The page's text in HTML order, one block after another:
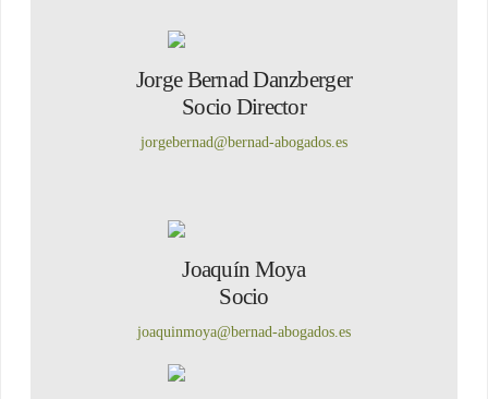
Jorge Bernad Danzberger
Socio Director
jorgebernad@bernad-abogados.es
Joaquín Moya
Socio
joaquinmoya@bernad-abogados.es